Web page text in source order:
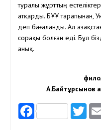
туралы жұрттың
атқарды. БҰҰ тарапынан,
деп бағаланды. Ал
сорақы болған еді. Бұл
анық.
А.Байтұрсынов
Facebook